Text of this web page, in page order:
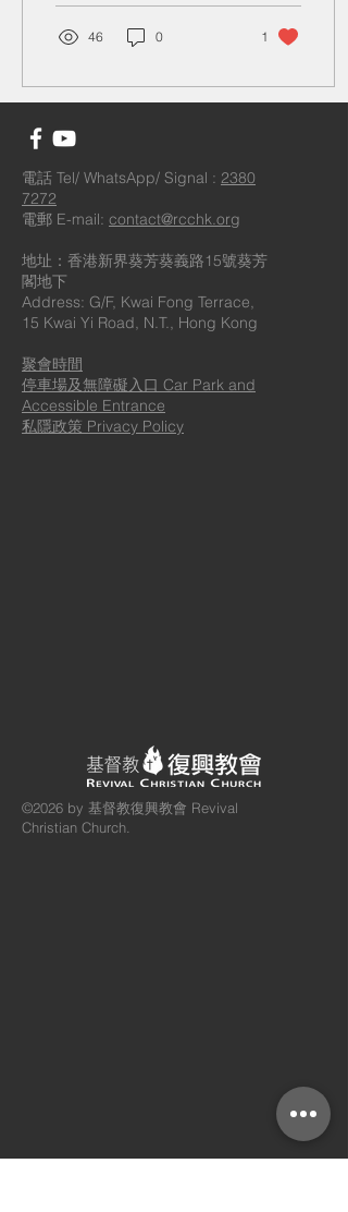
或豁免證明書。（惟進入教
會之人士須留意進入教會仍
須符合「疫苗通行證」的接
隨機抽查或其他執法行動
46 0 1
電話 Tel/ WhatsApp/ Signal : 2380
7272
電郵 E-mail: contact@rcchk.org
地址：香港新界葵芳葵義路15號葵芳
閣地下
Address: G/F, Kwai Fong Terrace,
15 Kwai Yi Road, N.T., Hong Kong
​聚會時間
停車場及無障礙入口 Car Park and
Accessible Entrance
私隱政策 Privacy Policy
©2026 by 基督教復興教會 Revival
Christian Church.